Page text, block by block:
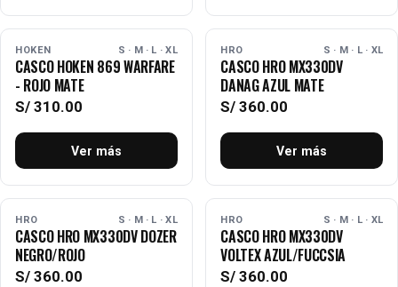
AGOTADO
HOKEN S · M · L · XL
CASCO HOKEN 869 WARFARE
- ROJO MATE
S/ 310.00
Ver más
AGOTADO
HRO S · M · L · XL
CASCO HRO MX330DV
DANAG AZUL MATE
S/ 360.00
Ver más
AGOTADO
HRO S · M · L · XL
CASCO HRO MX330DV DOZER
NEGRO/ROJO
S/ 360.00
AGOTADO
HRO S · M · L · XL
CASCO HRO MX330DV
VOLTEX AZUL/FUCCSIA
S/ 360.00